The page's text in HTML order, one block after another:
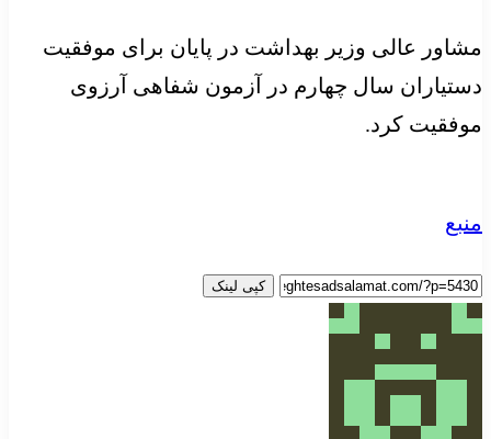
مشاور عالی وزیر بهداشت در پایان برای موفقیت
دستیاران سال چهارم در آزمون شفاهی آرزوی
موفقیت کرد.
منبع
کپی لینک